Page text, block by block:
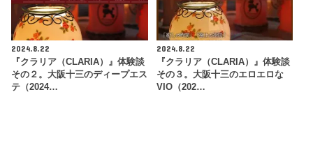
2024.8.22
『クラリア（CLARIA）』体験談
その２。大阪十三のディープエス
テ（2024…
2024.8.22
『クラリア（CLARIA）』体験談
その３。大阪十三のエロエロな
VIO（202…